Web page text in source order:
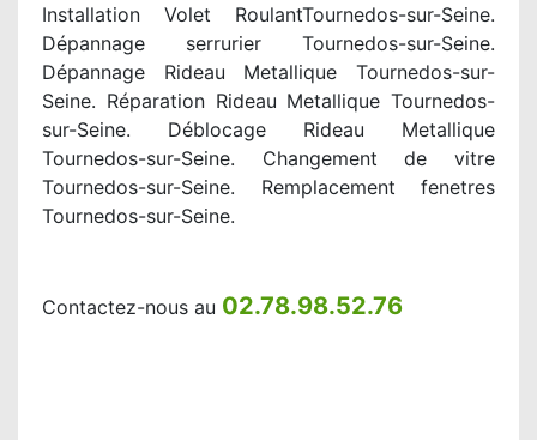
Installation Volet RoulantTournedos-sur-Seine.
Dépannage serrurier Tournedos-sur-Seine.
Dépannage Rideau Metallique Tournedos-sur-
Seine. Réparation Rideau Metallique Tournedos-
sur-Seine. Déblocage Rideau Metallique
Tournedos-sur-Seine. Changement de vitre
Tournedos-sur-Seine. Remplacement fenetres
Tournedos-sur-Seine.
Contactez-nous au 02.78.98.52.76